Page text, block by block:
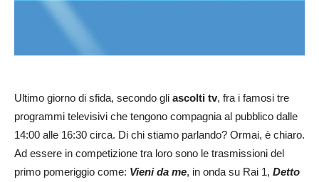
Ultimo giorno di sfida, secondo gli ascolti tv, fra i famosi tre
programmi televisivi che tengono compagnia al pubblico dalle
14:00 alle 16:30 circa. Di chi stiamo parlando? Ormai, è chiaro.
Ad essere in competizione tra loro sono le trasmissioni del
primo pomeriggio come: Vieni da me, in onda su Rai 1, Detto